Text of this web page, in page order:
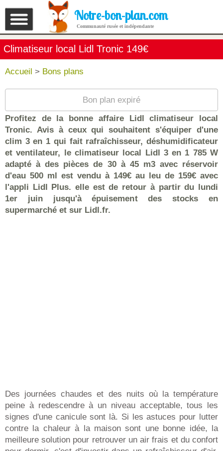
Notre-bon-plan.com
Communauté rusée et indépendante
Climatiseur local Lidl Tronic 149€
Accueil > Bons plans
Bon plan expiré
Profitez de la bonne affaire Lidl climatiseur local
Tronic. Avis à ceux qui souhaitent s'équiper d'une
clim 3 en 1 qui fait rafraîchisseur, déshumidificateur
et ventilateur, le climatiseur local Lidl 3 en 1 785 W
adapté à des pièces de 30 à 45 m3 avec réservoir
d'eau 500 ml est vendu à 149€ au leu de 159€ avec
l'appli Lidl Plus. elle est de retour à partir du lundi
1er juin jusqu'à épuisement des stocks en
supermarché et sur Lidl.fr.
Des journées chaudes et des nuits où la température
peine à redescendre à un niveau acceptable, tous les
signes d'une canicule sont là. Si les astuces pour lutter
contre la chaleur à la maison sont une bonne idée, la
meilleure solution pour retrouver un air frais et du confort